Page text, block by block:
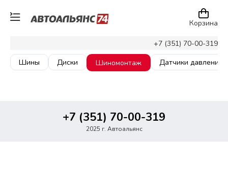
+7 (351) 70-00-319
Корзина
Шины Диски Шиномонтаж Датчики давления
+7 (351) 70-00-319
2025 г. Автоальянс